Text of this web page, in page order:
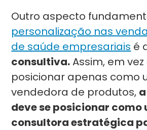
Outro aspecto
personalização nas
de saúde empresariais é
consultiva.Assim, em
posicionar apenas como
vendedora de produtos,
deve se posicionar como
consultora estratégica